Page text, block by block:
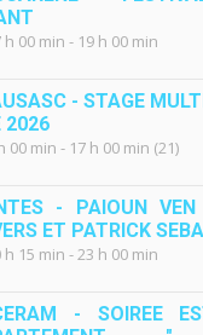
h 00 min - 19 h 00 min
- STAGE
2026
00 min - 17 h 00 min (21)
- PAIOUN
ET PATRICK
h 15 min - 23 h 00 min
- SOIREE